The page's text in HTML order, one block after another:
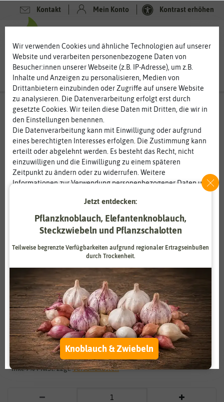
Kontakt Mein Konto Kontrast erhöhen
Vergrößern durch berühren
Alpenrose
1,89 €
*
* inkl. 7% MwSt. zzgl.Versandkosten
Wir verwenden Cookies und ähnliche Technologien auf unserer
Website und verarbeiten personenbezogene Daten von
Besucher:innen unserer Webseite (z.B. IP-Adresse), um z.B.
Inhalte und Anzeigen zu personalisieren, Medien von
Drittanbietern einzubinden oder Zugriffe auf unsere Website
zu analysieren. Die Datenverarbeitung erfolgt erst durch
gesetzte Cookies. Wir teilen diese Daten mit Dritten, die wir in
den Einstellungen benennen.
Die Datenverarbeitung kann mit Einwilligung oder aufgrund
eines berechtigten Interesses erfolgen. Die Zustimmung kann
erteilt oder abgelehnt werden. Es besteht das Recht, nicht
einzuwilligen und die Einwilligung zu einem späteren
Zeitpunkt zu ändern oder zu widerrufen. Weitere
Informationen zur Verwendung personenbezogener Daten und
Essenziell Statistik
Zahlungsdienstleister Marketing
Externe Medien Funktional
Weitere Einstellungen
Alle akzeptieren
Alle ablehnen
Auswahl akzeptieren
Jetzt entdecken:
Pflanzknoblauch, Elefantenknoblauch,
Steckzwiebeln und Pflanzschalotten
Teilweise begrenzte Verfügbarkeiten aufgrund regionaler Ertragseinbußen
durch Trockenheit.
Knoblauch & Zwiebeln